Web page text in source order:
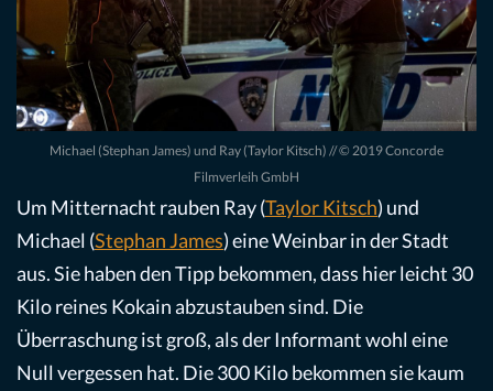
Michael (Stephan James) und Ray (Taylor Kitsch) // © 2019 Concorde
Filmverleih GmbH
Um Mitternacht rauben Ray (Taylor Kitsch) und
Michael (Stephan James) eine Weinbar in der Stadt
aus. Sie haben den Tipp bekommen, dass hier leicht 30
Kilo reines Kokain abzustauben sind. Die
Überraschung ist groß, als der Informant wohl eine
Null vergessen hat. Die 300 Kilo bekommen sie kaum